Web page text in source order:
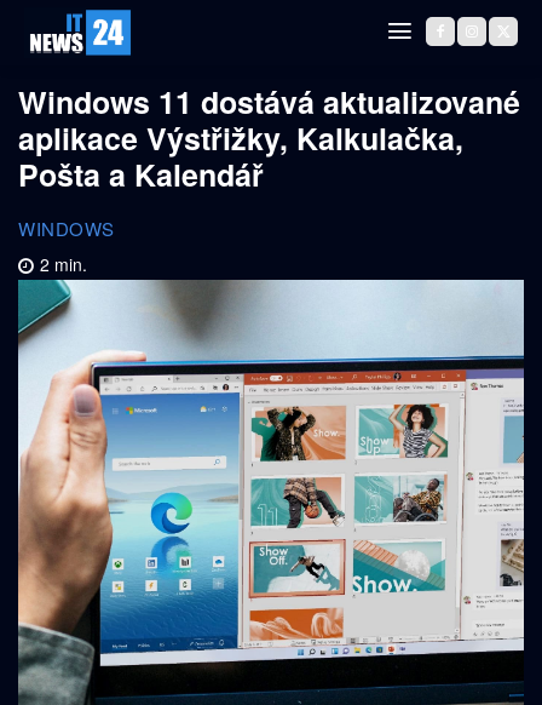
Windows 11 dostává aktualizované
aplikace Výstřižky, Kalkulačka,
Pošta a Kalendář
WINDOWS
2 min.